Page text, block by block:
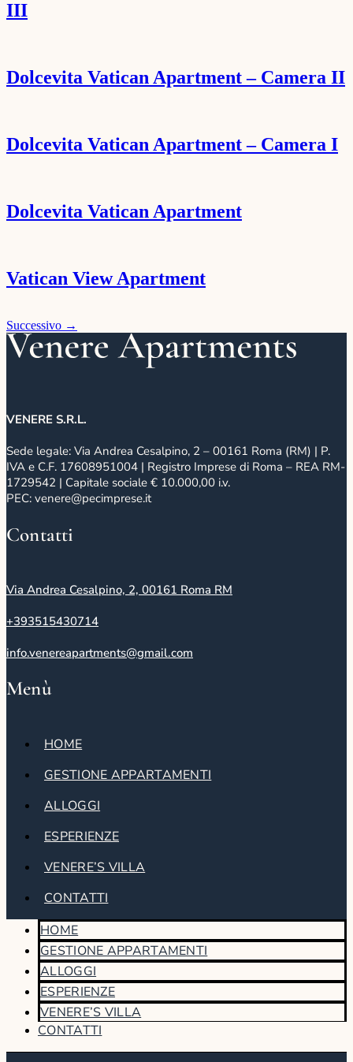
III
Dolcevita Vatican Apartment – Camera II
Dolcevita Vatican Apartment – Camera I
Dolcevita Vatican Apartment
Vatican View Apartment
Successivo →
VENERE S.R.L.
Sede legale: Via Andrea Cesalpino, 2 – 00161 Roma (RM) | P.
IVA e C.F. 17608951004 | Registro Imprese di Roma – REA RM-
1729542 | Capitale sociale € 10.000,00 i.v.
PEC: venere@pecimprese.it
Contatti
Via Andrea Cesalpino, 2, 00161 Roma RM
+393515430714
info.venereapartments@gmail.com
Menù
HOME
GESTIONE APPARTAMENTI
ALLOGGI
ESPERIENZE
VENERE’S VILLA
CONTATTI
HOME
GESTIONE APPARTAMENTI
ALLOGGI
ESPERIENZE
VENERE’S VILLA
CONTATTI